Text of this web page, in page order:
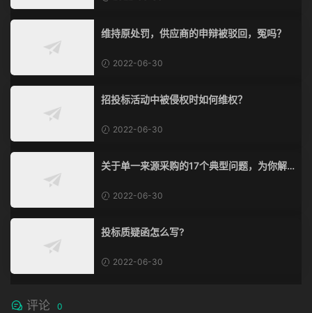
维持原处罚，供应商的申辩被驳回，冤吗？
2022-06-30
招投标活动中被侵权时如何维权？
2022-06-30
关于单一来源采购的17个典型问题，为你解
2022-06-30
投标质疑函怎么写?
2022-06-30
评论 0